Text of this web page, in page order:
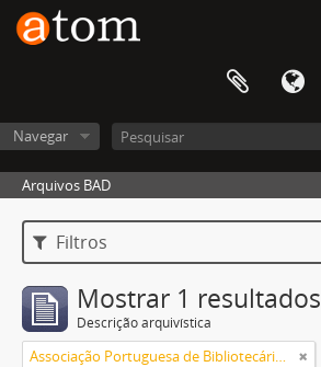
Navegar
Arquivos BAD
Filtros
Mostrar 1 resultados
Descrição arquivística
Associação Portuguesa de Bibliotecários, Arquivistas, Profissionais da Informação e Documentação